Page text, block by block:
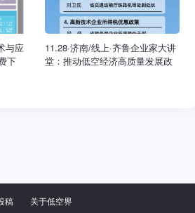
与应
下
11.28·济南/线上·齐鲁企业家大讲
堂：推动低空经济高质量发展政
稿 关于低空界